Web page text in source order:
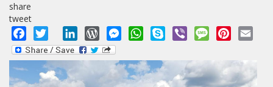
share
tweet
Facebook
Twitter LinkedInWordPressMessengerWhatsApp
Skype Viber MessagePinterest